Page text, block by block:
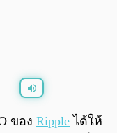
0:00
ของ Ripple ได้ให้